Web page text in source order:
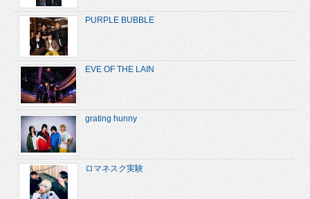
PURPLE BUBBLE
EVE OF THE LAIN
grating hunny
ロマネスク実験